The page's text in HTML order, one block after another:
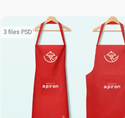
3 files PSD